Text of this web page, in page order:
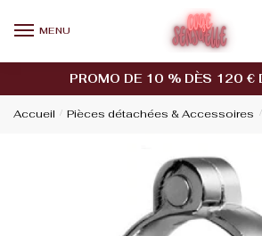
MENU
PROMO DE 10 % DÈS 120 €
Accueil / Pièces détachées & Accessoires /